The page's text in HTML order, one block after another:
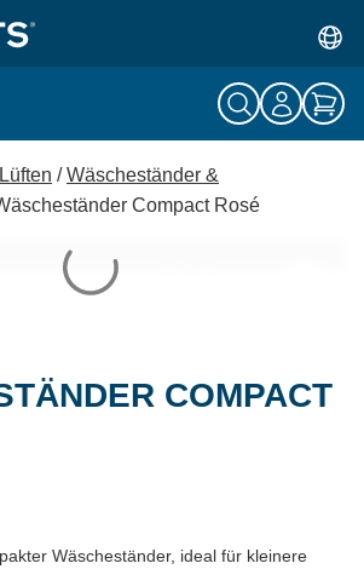
/Wäscheständer &
Compact Rosé
COMPACT
Wäscheständer, ideal für kleinere